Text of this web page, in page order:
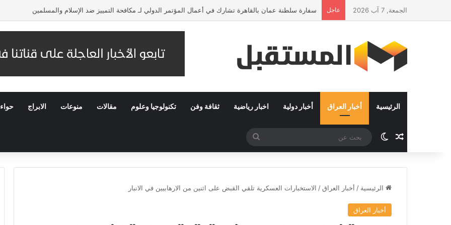
الجمعة, 7 آب 2026 عاجل سفارة سلطنة عمان بالقاهرة تشارك في أعمال المؤتمر الدولي لـ مكافحة التمييز ضد الإسلام والمسلمين
الرئيسية أخبار العراق أخبار دولية اخبار رياضية ثقافة وفن تكنولوجيا وعلوم مقالات منوعات الابراج حواء
مقال عشوائي
الوضع المظلم
بحث
عن
الرئيسية / أخبار العراق/ الاستخبارات العسكرية تلقي القبض على اثنين من الارهابيين في الانبار
أخبار العراق